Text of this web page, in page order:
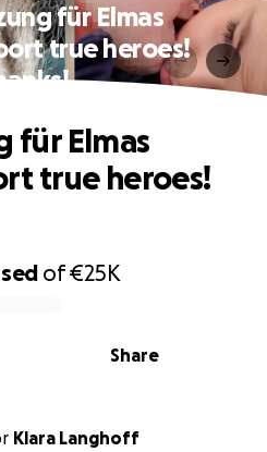
für Elmas
true heroes!
of€25K
Share
für Elmas
true heroes!
Klara Langhoff